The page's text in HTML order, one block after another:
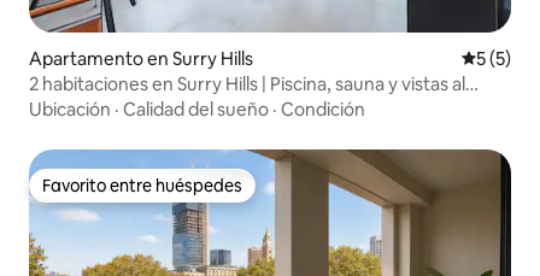
Apartamento en Surry Hills
5 (5)
2 habitaciones en Surry Hills | Piscina, sauna y vistas al
horizonte
Ubicación · Calidad del sueño · Condición
Favorito entre huéspedes
Favorito entre huéspedes